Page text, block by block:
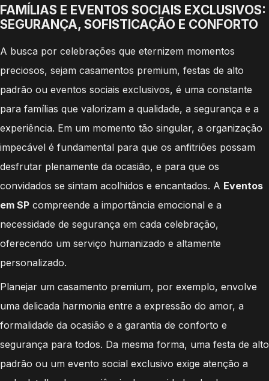
FAMÍLIAS E EVENTOS SOCIAIS EXCLUSIVOS:
SEGURANÇA, SOFISTICAÇÃO E CONFORTO
A busca por celebrações que eternizem momentos
preciosos, sejam casamentos premium, festas de alto
padrão ou eventos sociais exclusivos, é uma constante
para famílias que valorizam a qualidade, a segurança e a
experiência. Em um momento tão singular, a organização
impecável é fundamental para que os anfitriões possam
desfrutar plenamente da ocasião, e para que os
convidados se sintam acolhidos e encantados. A Eventos
em SP compreende a importância emocional e a
necessidade de segurança em cada celebração,
oferecendo um serviço humanizado e altamente
personalizado.
Planejar um casamento premium, por exemplo, envolve
uma delicada harmonia entre a expressão do amor, a
formalidade da ocasião e a garantia de conforto e
segurança para todos. Da mesma forma, uma festa de alto
padrão ou um evento social exclusivo exige atenção a